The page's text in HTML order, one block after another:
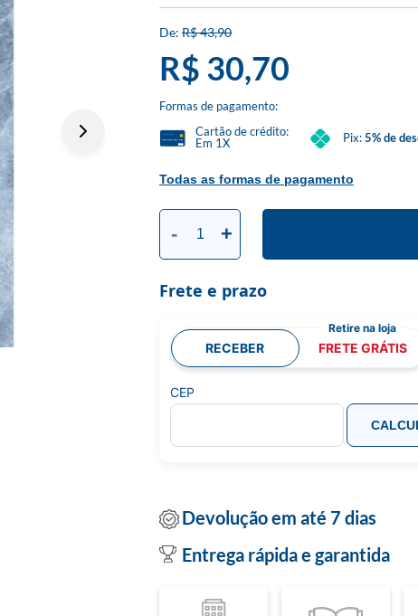
R$ 43,90
R$ 30,70
Formas de pagamento:
Todas as formas de pagamento
Cartão de crédito:
Em 1X
Pix:5% de
- +
Frete e prazo
RECEBER FRETE GRÁTIS
CEP
Devolução em até 7 dias
Entrega rápida e garantida